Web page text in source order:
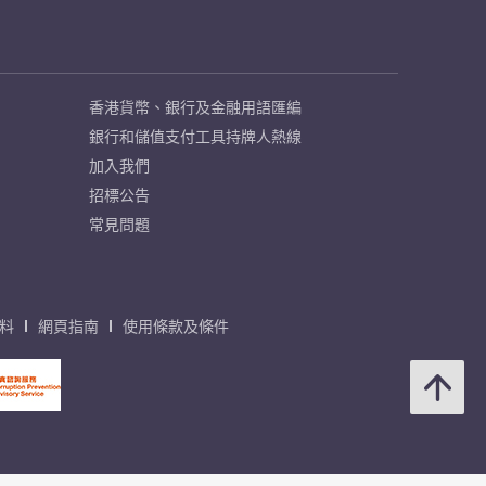
香港貨幣、銀行及金融用語匯編
銀行和儲值支付工具持牌人熱線
加入我們
招標公告
常見問題
網頁指南 使用條款及條件